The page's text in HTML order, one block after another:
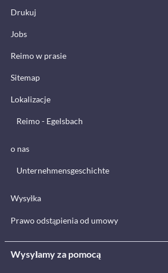
Drukuj
Jobs
Reimo w prasie
Sitemap
Lokalizacje
Reimo - Egelsbach
o nas
Unternehmensgeschichte
Wysyłka
Prawo odstąpienia od umowy
Wysyłamy za pomocą